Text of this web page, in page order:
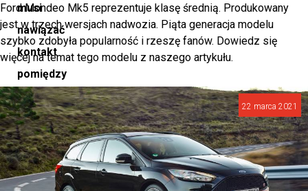
musi
nawiązać
kontakt
pomiędzy
wszystkimi
trzema
z
nich.
Jeśli
Ford Mondeo Mk5 reprezentuje klasę średnią. Produkowany
jest w trzech wersjach nadwozia. Piąta generacja modelu
szybko zdobyła popularność i rzeszę fanów. Dowiedz się
więcej na temat tego modelu z naszego artykułu.
22 marca 2021